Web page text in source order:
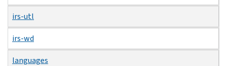
irs-utl
irs-wd
languages